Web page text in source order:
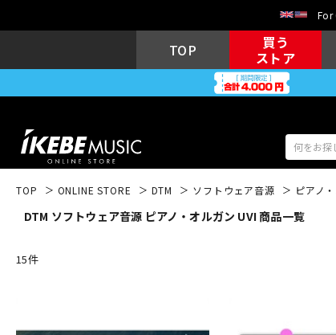
For
TOP
買う
ストア
アコギ/エ
TOP ONLINE STORE DTM ソフトウェア音源 ピアノ
DTM ソフトウェア音源 ピアノ・オルガン UVI 商品一覧
15件